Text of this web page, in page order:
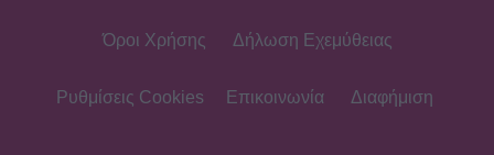
Όροι Χρήσης Δήλωση Εχεμύθειας
Ρυθμίσεις Cookies Επικοινωνία Διαφήμιση